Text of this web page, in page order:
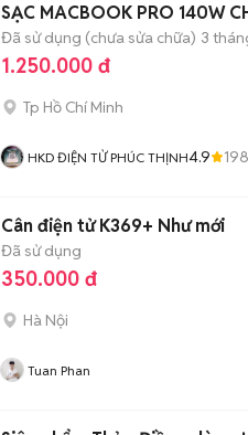
Đã sử dụng (chưa sửa chữa) 3
1.250.000 đ
Tp Hồ Chí Minh
HKD ĐIỆN TỬ PHÚC THỊNH4.9 198
Cân điện tử K369+ Như mới
Đã sử dụng
350.000 đ
Hà Nội
Tuan Phan